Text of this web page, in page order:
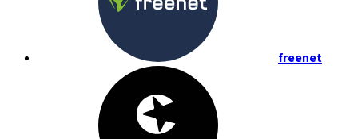
freenet